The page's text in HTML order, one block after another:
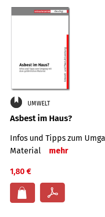
UMWELT
Asbest im Haus?
Infos und Tipps zum
Mate­rial
mehr
1,80 €